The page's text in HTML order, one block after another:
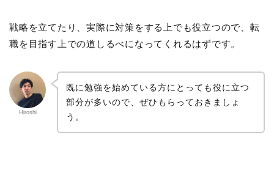
戦略を立てたり、実際に対策をする上でも役立つので、転
職を目指す上での道しるべになってくれるはずです。
Hiroshi
既に勉強を始めている方にとっても役に立つ
部分が多いので、ぜひもらっておきましょ
う。